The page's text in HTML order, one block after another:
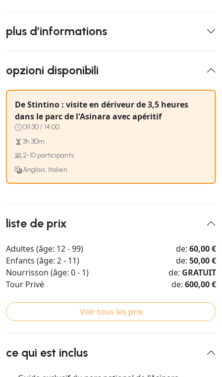
plus d’informations
opzioni disponibili
De Stintino : visite en dériveur de 3,5 heures
dans le parc de l'Asinara avec apéritif
09:30 / 14:00
3h 30m
2-10 participants
Anglais, Italien
liste de prix
Adultes (âge: 12 - 99) de: 60,00 €
Enfants (âge: 2 - 11)
de: 50,00 €
Nourrisson (âge: 0 - 1)
de: GRATUIT
Tour Privé
de: 600,00 €
Voir tous les prix
ce qui est inclus